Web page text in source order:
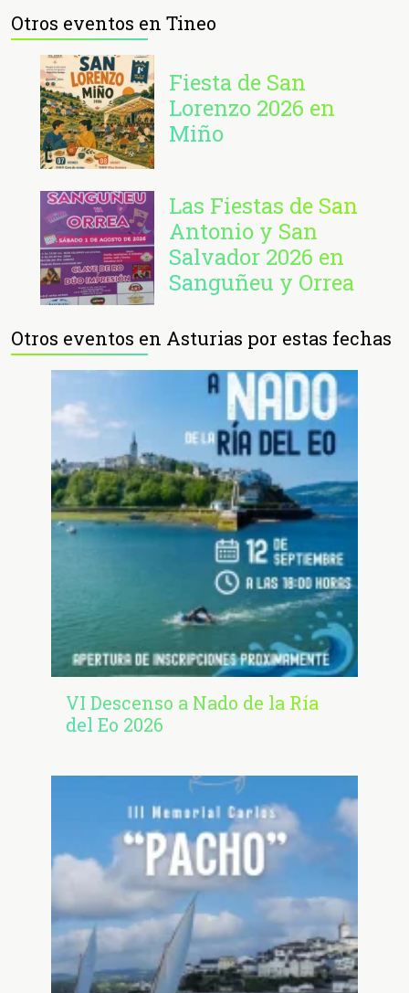
Otros eventos en Tineo
Fiesta de San
Lorenzo 2026 en
Miño
Las Fiestas de San
Antonio y San
Salvador 2026 en
Sanguñeu y Orrea
Otros eventos en Asturias por estas fechas
VI Descenso a Nado de la Ría
del Eo 2026